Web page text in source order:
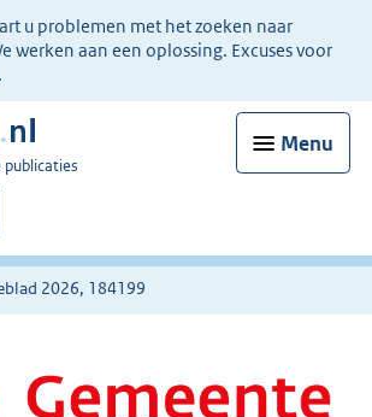
u problemen met het zoeken naar
werken aan een oplossing. Excuses voor
Menu
publicaties
2026, 184199